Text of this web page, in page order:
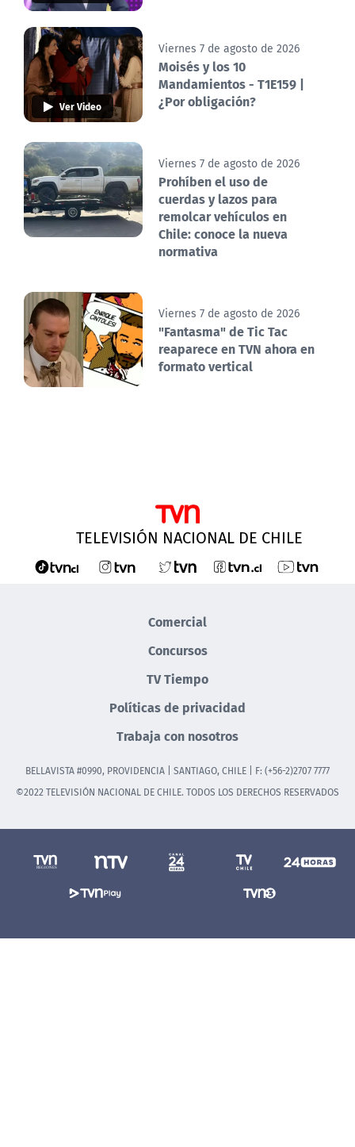
Ver Video
Viernes 7 de agosto de 2026
Moisés y los 10
Mandamientos - T1E159 |
¿Por obligación?
Viernes 7 de agosto de 2026
Prohíben el uso de
cuerdas y lazos para
remolcar vehículos en
Chile: conoce la nueva
normativa
Viernes 7 de agosto de 2026
"Fantasma" de Tic Tac
reaparece en TVN ahora en
formato vertical
TELEVISIÓN NACIONAL DE CHILE
Comercial
Concursos
TV Tiempo
Políticas de privacidad
Trabaja con nosotros
BELLAVISTA #0990, PROVIDENCIA | SANTIAGO, CHILE | F: (+56-2)2707 7777
©2022 TELEVISIÓN NACIONAL DE CHILE. TODOS LOS DERECHOS RESERVADOS